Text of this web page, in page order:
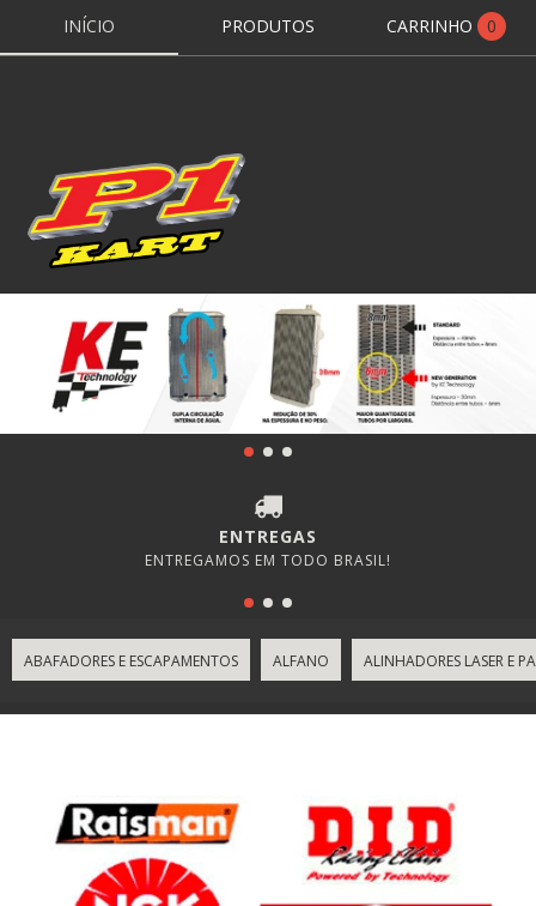
INÍCIO PRODUTOS CARRINHO 0
ENTREGAS
ENTREGAMOS EM TODO BRASIL!
ABAFADORES E ESCAPAMENTOS ALFANO ALINHADORES LASER E